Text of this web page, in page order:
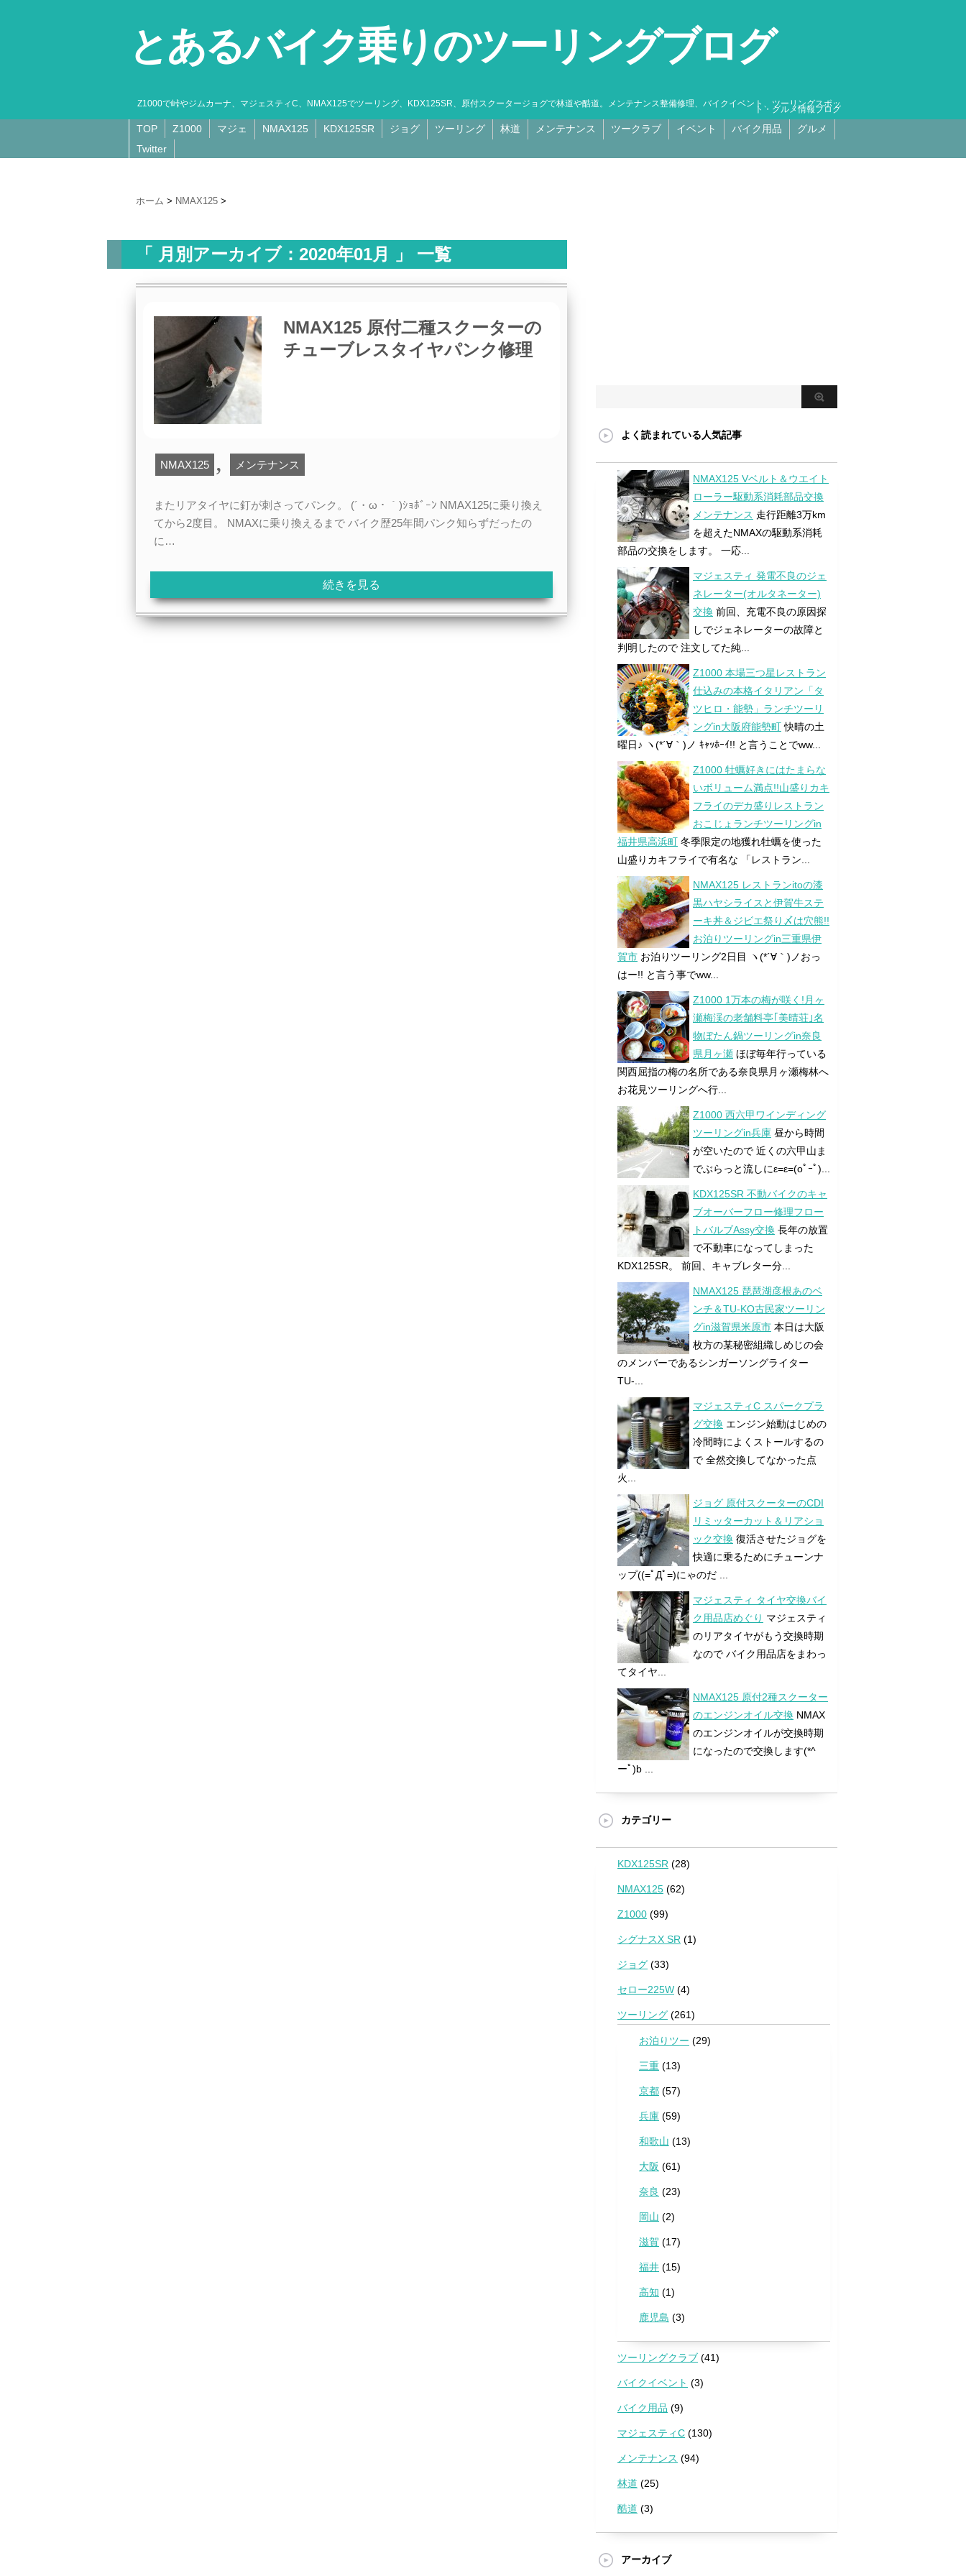
とあるバイク乗りのツーリングブログ
Z1000で峠やジムカーナ、マジェスティC、NMAX125でツーリング、KDX125SR、原付スクータージョグで林道や酷道。メンテナンス整備修理、バイクイベント、ツーリングスポッ
ト・グルメ情報ブログ
TOP Z1000 マジェ NMAX125 KDX125SR ジョグ ツーリング 林道 メンテナンス ツークラブ イベント バイク用品
グルメ
Twitter
ホーム > NMAX125 >
「 月別アーカイブ：2020年01月 」 一覧
NMAX125 原付二種スクーターの
チューブレスタイヤパンク修理
NMAX125 , メンテナンス
またリアタイヤに釘が刺さってパンク。 (´・ω・｀)ｼｮﾎﾞｰﾝ NMAX125に乗り換え
てから2度目。 NMAXに乗り換えるまで バイク歴25年間パンク知らずだったの
に…
続きを見る
よく読まれている人気記事
NMAX125 Vベルト＆ウエイト
ローラー駆動系消耗部品交換
メンテナンス 走行距離3万km
を超えたNMAXの駆動系消耗
部品の交換をします。 一応...
マジェスティ 発電不良のジェ
ネレーター(オルタネーター)
交換 前回、充電不良の原因探
しでジェネレーターの故障と
判明したので 注文してた純...
Z1000 本場三つ星レストラン
仕込みの本格イタリアン「タ
ツヒロ・能勢」ランチツーリ
ングin大阪府能勢町 快晴の土
曜日♪ ヽ(*´∀｀)ノ ｷｬｯﾎｰｲ!! と言うことでww...
Z1000 牡蠣好きにはたまらな
いボリューム満点!!山盛りカキ
フライのデカ盛りレストラン
おこじょランチツーリングin
福井県高浜町 冬季限定の地獲れ牡蠣を使った
山盛りカキフライで有名な 「レストラン...
NMAX125 レストランitoの漆
黒ハヤシライスと伊賀牛ステ
ーキ丼＆ジビエ祭り〆は穴熊!!
お泊りツーリングin三重県伊
賀市 お泊りツーリング2日目 ヽ(*´∀｀)ノおっ
はー!! と言う事でww...
Z1000 1万本の梅が咲く!月ヶ
瀬梅渓の老舗料亭｢美晴荘｣名
物ぼたん鍋ツーリングin奈良
県月ヶ瀬 ほぼ毎年行っている
関西屈指の梅の名所である奈良県月ヶ瀬梅林へ
お花見ツーリングへ行...
Z1000 西六甲ワインディング
ツーリングin兵庫 昼から時間
が空いたので 近くの六甲山ま
でぶらっと流しにε=ε=(oﾟｰﾟ)...
KDX125SR 不動バイクのキャ
ブオーバーフロー修理フロー
トバルブAssy交換 長年の放置
で不動車になってしまった
KDX125SR。 前回、キャブレター分...
NMAX125 琵琶湖彦根あのベ
ンチ＆TU-KO古民家ツーリン
グin滋賀県米原市 本日は大阪
枚方の某秘密組織しめじの会
のメンバーであるシンガーソングライター
TU-...
マジェスティC スパークプラ
グ交換 エンジン始動はじめの
冷間時によくストールするの
で 全然交換してなかった点
火...
ジョグ 原付スクーターのCDI
リミッターカット＆リアショ
ック交換 復活させたジョグを
快適に乗るためにチューンナ
ップ((=ﾟДﾟ=)にゃのだ ...
マジェスティ タイヤ交換バイ
ク用品店めぐり マジェスティ
のリアタイヤがもう交換時期
なので バイク用品店をまわっ
てタイヤ...
NMAX125 原付2種スクーター
のエンジンオイル交換 NMAX
のエンジンオイルが交換時期
になったので交換します(*^
ーﾟ)b ...
カテゴリー
KDX125SR (28)
NMAX125 (62)
Z1000 (99)
シグナスX SR (1)
ジョグ (33)
セロー225W (4)
ツーリング (261)
お泊りツー (29)
三重 (13)
京都 (57)
兵庫 (59)
和歌山 (13)
大阪 (61)
奈良 (23)
岡山 (2)
滋賀 (17)
福井 (15)
高知 (1)
鹿児島 (3)
ツーリングクラブ (41)
バイクイベント (3)
バイク用品 (9)
マジェスティC (130)
メンテナンス (94)
林道 (25)
酷道 (3)
アーカイブ